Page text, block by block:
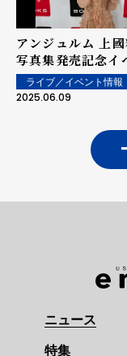
アンジュルム 上
写真集発売記念イ
ライブ／イベント情報
2025.06.09
ニュース
特集